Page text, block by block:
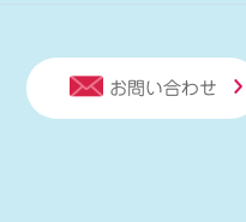
お問い合わせ